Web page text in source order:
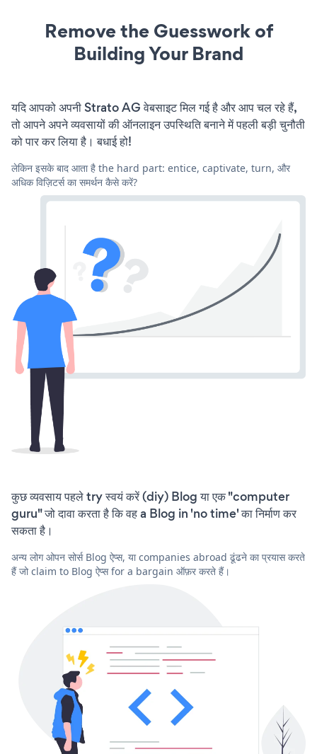
Remove the Guesswork of
Building Your Brand
यदि आपको अपनी Strato AG वेबसाइट मिल गई है और आप चल रहे हैं,
तो आपने अपने व्यवसायों की ऑनलाइन उपस्थिति बनाने में पहली बड़ी चुनौती
को पार कर लिया है। बधाई हो!
लेकिन इसके बाद आता है the hard part: entice, captivate, turn, और
अधिक विज़िटर्स का समर्थन कैसे करें?
कुछ व्यवसाय पहले try स्वयं करें (diy) Blog या एक "computer
guru" जो दावा करता है कि वह a Blog in 'no time' का निर्माण कर
सकता है।
अन्य लोग ओपन सोर्स Blog ऐप्स, या companies abroad ढूंढने का प्रयास करते
हैं जो claim to Blog ऐप्स for a bargain ऑफ़र करते हैं।